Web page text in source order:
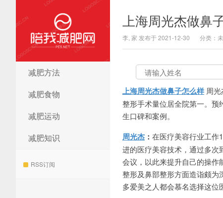
陪我减肥网
减肥方法
减肥食物
减肥运动
减肥知识
RSS订阅
上海周光杰做鼻
李, 家 发布于 2021-12-30 分类：
上海周光杰做鼻子怎么样 周
整形手术量位居全院第一。预
生口碑和案例。
周光杰 ： 在医疗美容行业工作
进的医疗美容技术，通过多
会议，以此来提升自己的操作
整形及鼻部整形方面造诣颇为
多爱美之人都会慕名选择这位